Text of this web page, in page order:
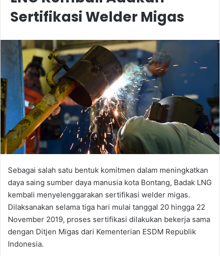
Sertifikasi Welder Migas
Sebagai salah satu bentuk komitmen dalam meningkatkan
daya saing sumber daya manusia kota Bontang, Badak LNG
kembali menyelenggarakan sertifikasi welder migas.
Dilaksanakan selama tiga hari mulai tanggal 20 hingga 22
November 2019, proses sertifikasi dilakukan bekerja sama
dengan Ditjen Migas dari Kementerian ESDM Republik
Indonesia.